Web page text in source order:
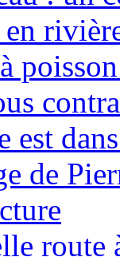
en
est
de
route